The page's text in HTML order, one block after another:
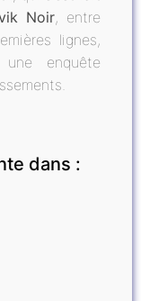
Noir, entre
lignes,
enquête
dans :